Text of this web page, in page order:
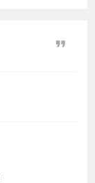
Цитата